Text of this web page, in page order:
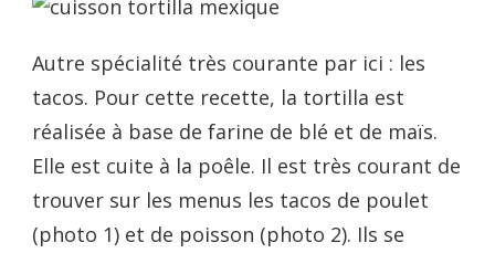
Autre spécialité très courante par ici : les
tacos. Pour cette recette, la tortilla est
réalisée à base de farine de blé et de maïs.
Elle est cuite à la poêle. Il est très courant de
trouver sur les menus les tacos de poulet
(photo 1) et de poisson (photo 2). Ils se